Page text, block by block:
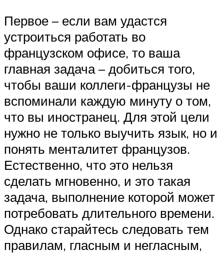
Первое – если вам удастся
устроиться работать во
французском офисе, то ваша
главная задача – добиться того,
чтобы ваши коллеги-французы не
вспоминали каждую минуту о том,
что вы иностранец. Для этой цели
нужно не только выучить язык, но и
понять менталитет французов.
Естественно, что это нельзя
сделать мгновенно, и это такая
задача, выполнение которой может
потребовать длительного времени.
Однако старайтесь следовать тем
правилам, гласным и негласным,